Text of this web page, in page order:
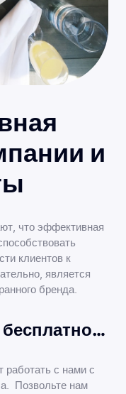
и
что эффективная
клиентов к
является
бренда.
работать с нами с
Позвольте нам